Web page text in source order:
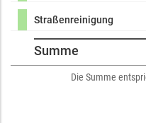
Straßenreinigung
Summe
Die Summe